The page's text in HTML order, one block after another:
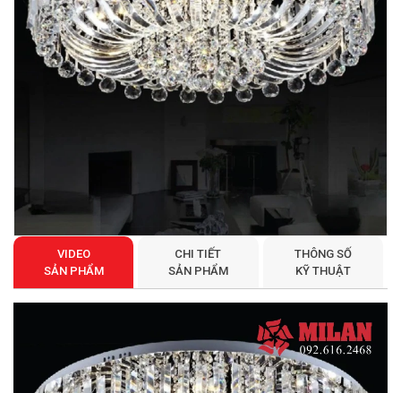
VIDEO
SẢN PHẨM
CHI TIẾT
SẢN PHẨM
THÔNG SỐ
KỸ THUẬT